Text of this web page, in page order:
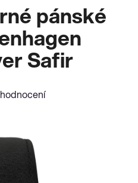
pánské
Safir